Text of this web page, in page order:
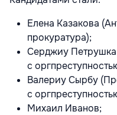
Елена Казакова
прокуратура);
Серджиу
с
Валериу Сырбу
с
Михаил Иванов;